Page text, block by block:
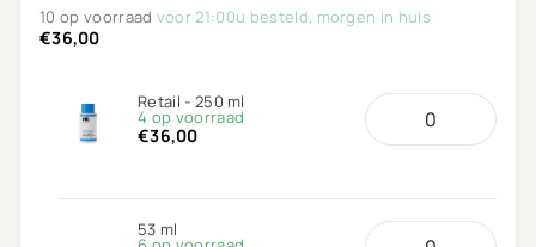
kleurvervaging.
10 op voorraad voor 21:00u besteld, morgen in huis
€36,00
Retail - 250 ml
4 op voorraad
€36,00
53 ml